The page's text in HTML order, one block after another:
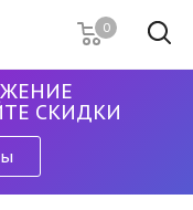
0
СКИДКИ